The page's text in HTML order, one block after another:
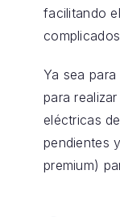
facilitando
Ya sea
para
eléctricas
pendientes
premium)